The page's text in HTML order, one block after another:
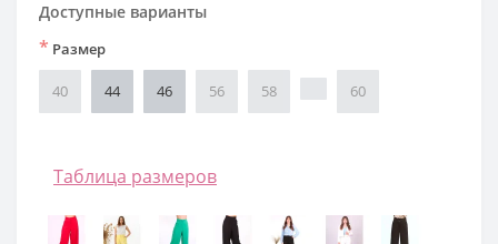
Доступные варианты
* Размер
40 44 46 56 58 60
Таблица размеров